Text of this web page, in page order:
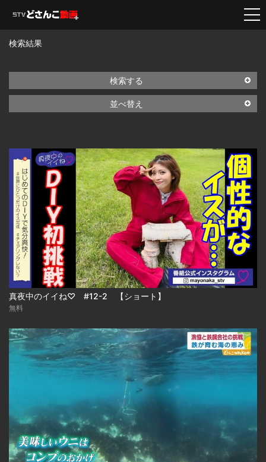
検索結果
検索する
並べ替え
真夜中のイイね♡ #12-2 【ショート】
無料